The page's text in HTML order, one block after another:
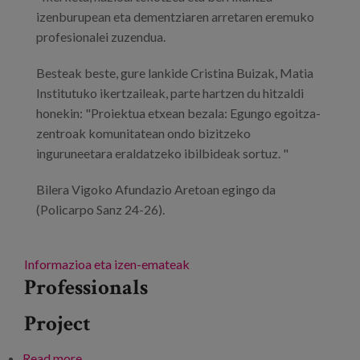
izenburupean eta dementziaren arretaren eremuko
profesionalei zuzendua.
Besteak beste, gure lankide Cristina Buizak, Matia
Institutuko ikertzaileak, parte hartzen du hitzaldi
honekin: "Proiektua etxean bezala: Egungo egoitza-
zentroak komunitatean ondo bizitzeko
inguruneetara eraldatzeko ibilbideak sortuz. "
Bilera Vigoko Afundazio Aretoan egingo da
(Policarpo Sanz 24-26).
Informazioa eta izen-emateak
Professionals
Project